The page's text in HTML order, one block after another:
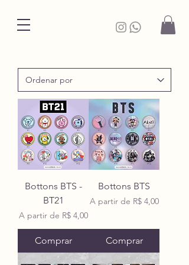
Bottons BTS -
BT21
A partir de R$ 4,00
Preço promocional
Comprar
Bottons BTS
A partir de R$ 4,00
Preço promocional
Comprar